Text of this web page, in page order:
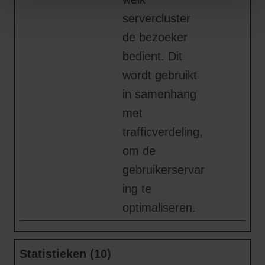
servercluster
de bezoeker
bedient. Dit
wordt gebruikt
in samenhang
met
trafficverdeling,
om de
gebruikerservar
ing te
optimaliseren.
Statistieken (10)